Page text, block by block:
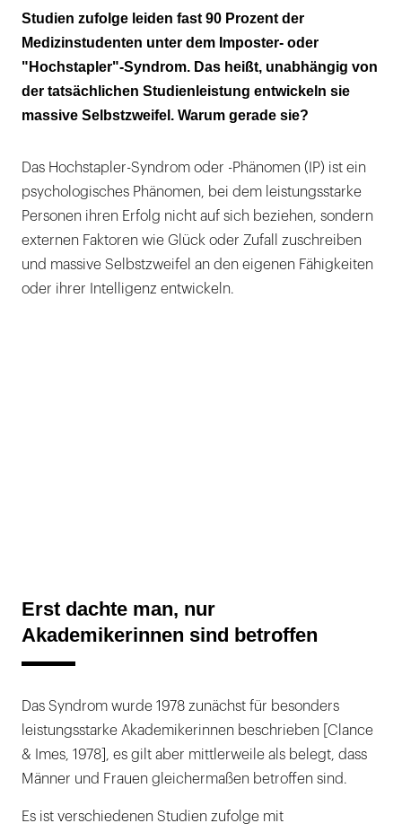
Erst dachte man, nur Akademikerinnen sind
betroffen
70 Prozent der Menschen leiden darunter in
einer Phase
das Phänomen
Schuld ist auch der hohe Druck rund um die
Zulassung
IP ist unabhängig von der tatsächlichen
Studienleistung
Studien zufolge leiden fast 90 Prozent der
Medizinstudenten unter dem Imposter- oder
"Hochstapler"-Syndrom. Das heißt, unabhängig von
der tatsächlichen Studienleistung entwickeln sie
massive Selbstzweifel. Warum gerade sie?
Das Hochstapler-Syndrom oder -Phänomen (IP) ist ein
psychologisches Phänomen, bei dem leistungsstarke
Personen ihren Erfolg nicht auf sich beziehen, sondern
externen Faktoren wie Glück oder Zufall zuschreiben
und massive Selbstzweifel an den eigenen Fähigkeiten
oder ihrer Intelligenz entwickeln.
Erst dachte man, nur
Akademikerinnen sind betroffen
Das Syndrom wurde 1978 zunächst für besonders
leistungsstarke Akademikerinnen beschrieben [Clance
& Imes, 1978], es gilt aber mittlerweile als belegt, dass
Männer und Frauen gleichermaßen betroffen sind.
Es ist verschiedenen Studien zufolge mit